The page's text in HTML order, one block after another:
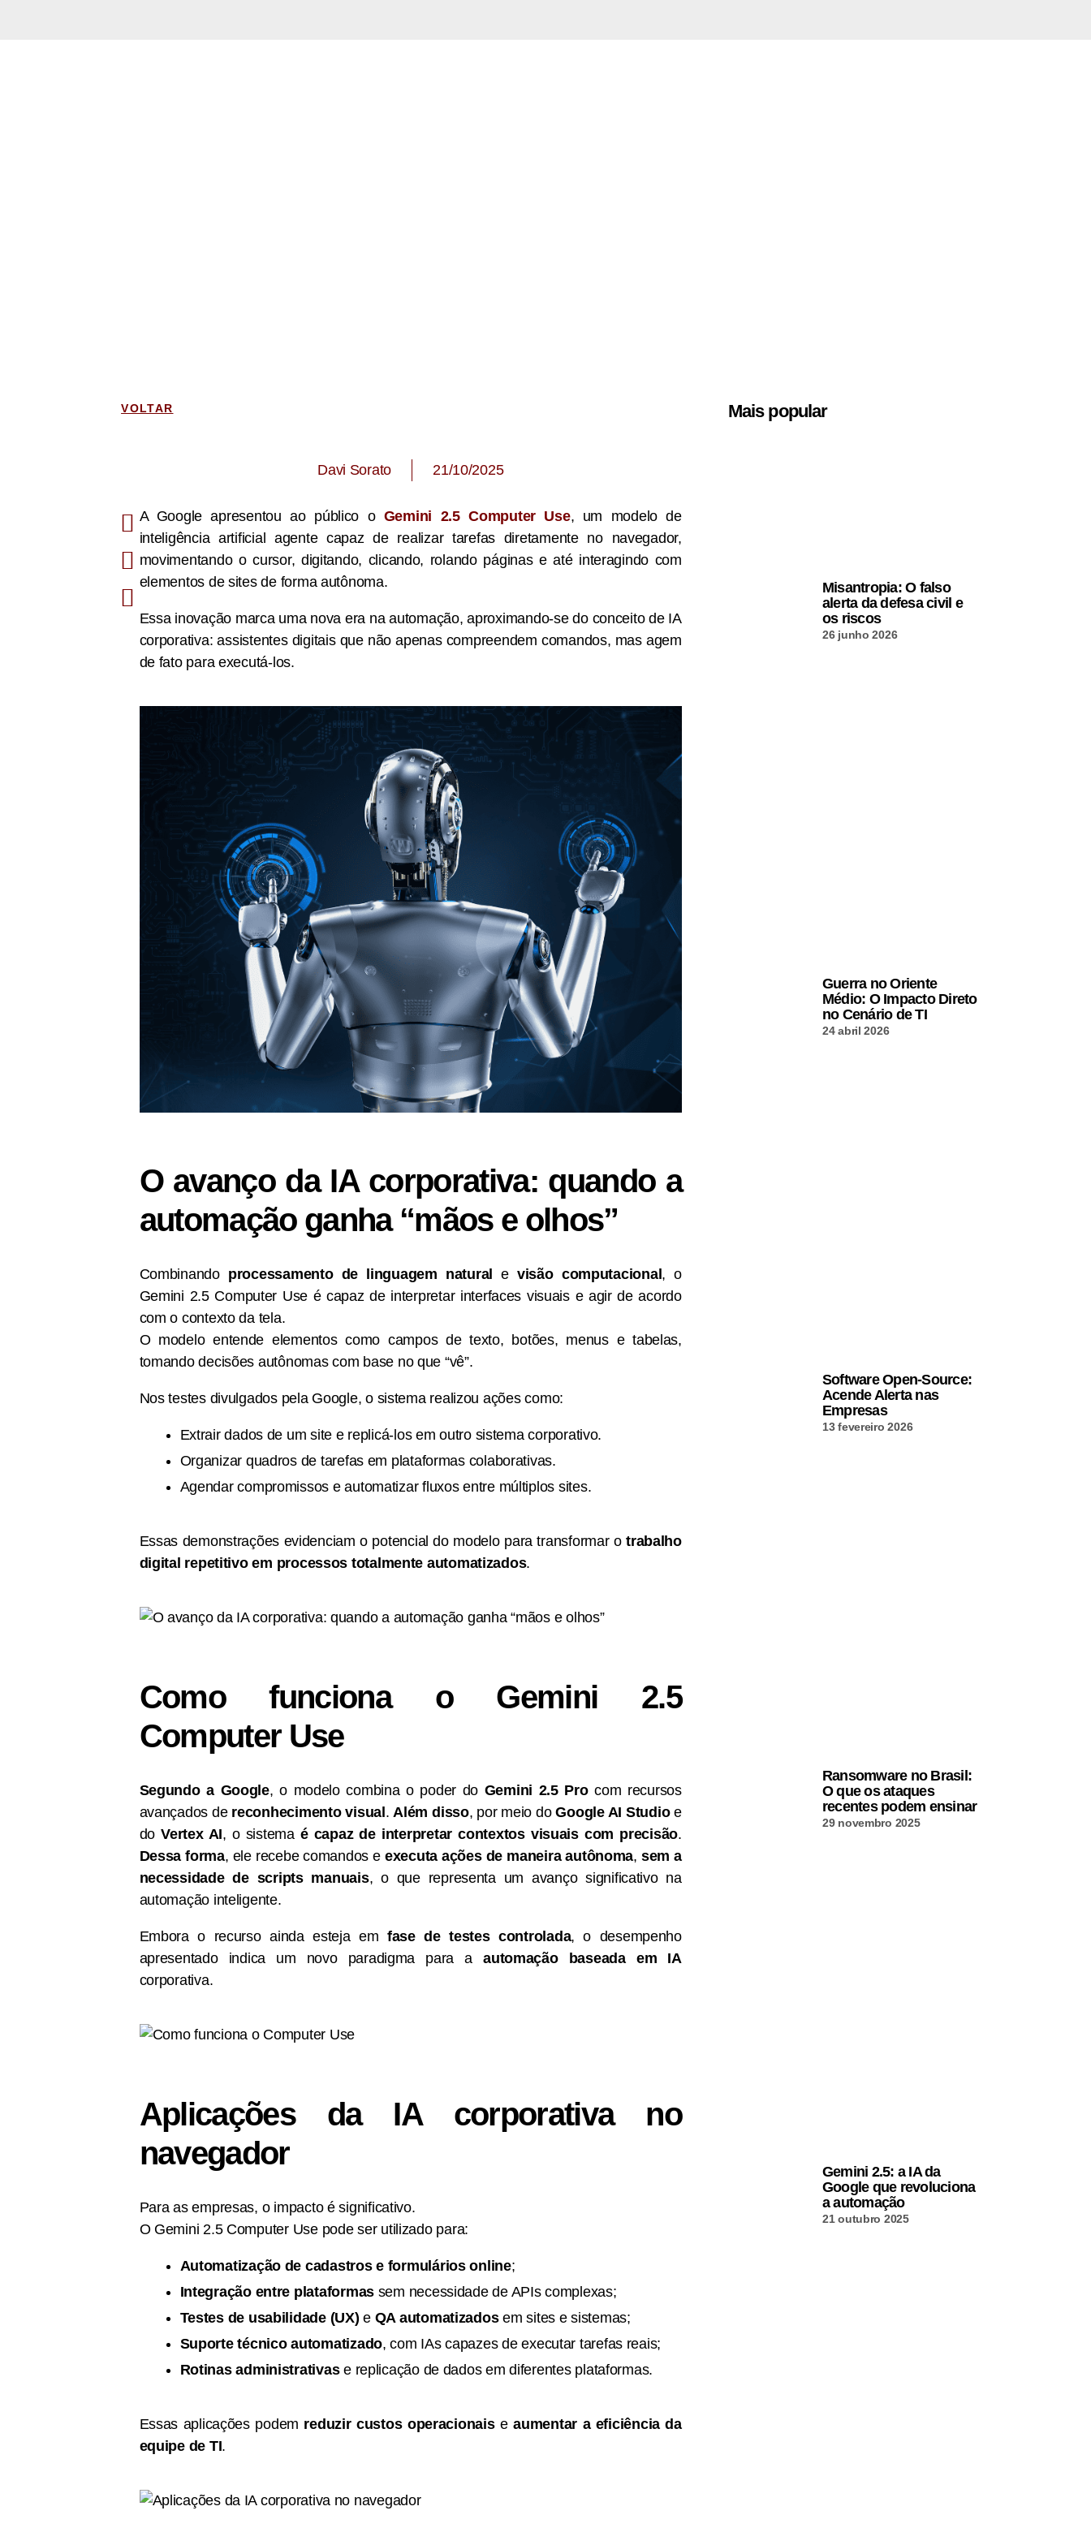
VOLTAR
Davi Sorato 21/10/2025
A Google apresentou ao público o Gemini 2.5 Computer Use, um modelo de
inteligência artificial agente capaz de realizar tarefas diretamente no navegador,
movimentando o cursor, digitando, clicando, rolando páginas e até interagindo com
elementos de sites de forma autônoma.
Essa inovação marca uma nova era na automação, aproximando-se do conceito de IA
corporativa: assistentes digitais que não apenas compreendem comandos, mas agem
de fato para executá-los.
O avanço da IA corporativa: quando a
automação ganha “mãos e olhos”
Combinando processamento de linguagem natural e visão computacional , o
Gemini 2.5 Computer Use é capaz de interpretar interfaces visuais e agir de acordo
com o contexto da tela.
O modelo entende elementos como campos de texto, botões, menus e tabelas,
tomando decisões autônomas com base no que “vê”.
Nos testes divulgados pela Google, o sistema realizou ações como:
Extrair dados de um site e replicá-los em outro sistema corporativo.
Organizar quadros de tarefas em plataformas colaborativas.
Agendar compromissos e automatizar fluxos entre múltiplos sites.
Essas demonstrações evidenciam o potencial do modelo para transformar otrabalho
digital repetitivo em processos totalmente automatizados.
Como funciona o Gemini 2.5
Computer Use
Segundo a Google, o modelo combina o poder do Gemini 2.5 Procom recursos
avançados de reconhecimento visual .Além disso, por meio doGoogle AI Studioe
doVertex AI, o sistema é capaz de interpretar contextos visuais com precisão.
Dessa forma, ele recebe comandos e executa ações de maneira autônoma, sem a
necessidade de scripts manuais, o que representa um avanço significativo na
automação inteligente.
Embora o recurso ainda esteja em fase de testes controlada, o desempenho
apresentado indica um novo paradigma para aautomação baseada em IA
corporativa.
Aplicações da IA corporativa no
navegador
Para as empresas, o impacto é significativo.
O Gemini 2.5 Computer Use pode ser utilizado para:
Automatização de cadastros e formulários online;
Integração entre plataformassem necessidade de APIs complexas;
Testes de usabilidade (UX) e QA automatizadosem sites e sistemas;
Suporte técnico automatizado, com IAs capazes de executar tarefas reais;
Rotinas administrativase replicação de dados em diferentes plataformas.
Essas aplicações podem reduzir custos operacionaiseaumentar a eficiência da
equipe de TI.
Mais popular
Misantropia: O falso
alerta da defesa civil e
os riscos
26 junho 2026
Guerra no Oriente
Médio: O Impacto Direto
no Cenário de TI
24 abril 2026
Software Open-Source:
Acende Alerta nas
Empresas
13 fevereiro 2026
Ransomware no Brasil:
O que os ataques
recentes podem ensinar
29 novembro 2025
Gemini 2.5: a IA da
Google que revoluciona
a automação
21 outubro 2025